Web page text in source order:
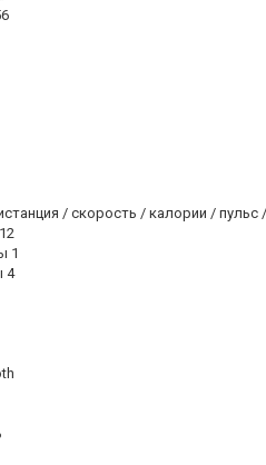
/ скорость / калории / пульс
1
4